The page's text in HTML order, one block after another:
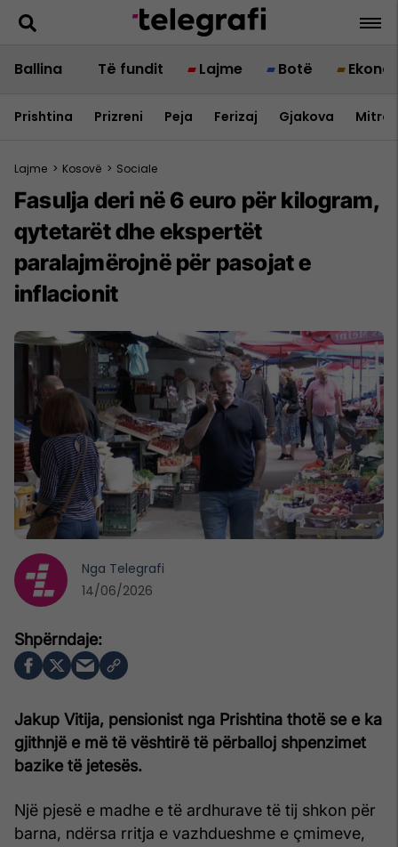
Ballina Të fundit Lajme Botë
Prishtina Prizreni Peja Ferizaj Gjakova
Lajme > Kosovë > Sociale
Fasulja deri në 6 euro për kilogram,
qytetarët dhe ekspertët
paralajmërojnë për pasojat e
inflacionit
Jakup Vitija, pensionist nga Prishtina thotë se e ka
gjithnjë e më të vështirë të përballoj shpenzimet
bazike të jetesës.
Një pjesë e madhe e të ardhurave të tij shkon për
barna, ndërsa rritja e vazhdueshme e çmimeve,
Nga Telegrafi
14/06/2026